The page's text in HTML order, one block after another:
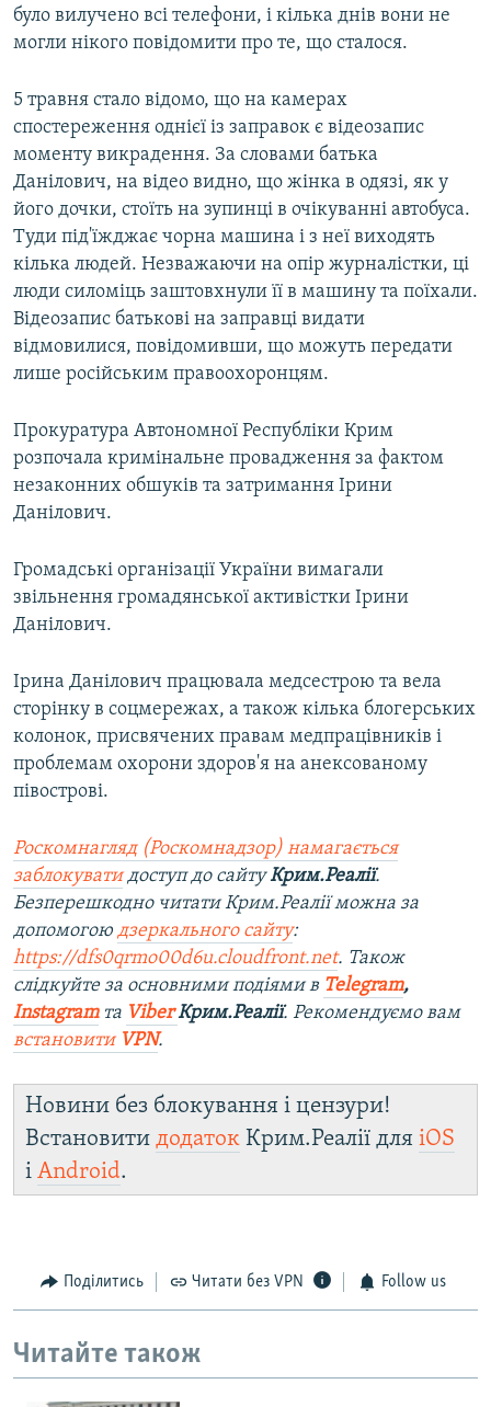
було вилучено всі телефони, і кілька днів вони не
могли нікого повідомити про те, що сталося.
5 травня стало відомо, що на камерах
спостереження однієї із заправок є відеозапис
моменту викрадення. За словами батька
Данілович, на відео видно, що жінка в одязі, як у
його дочки, стоїть на зупинці в очікуванні автобуса.
Туди під'їжджає чорна машина і з неї виходять
кілька людей. Незважаючи на опір журналістки, ці
люди силоміць заштовхнули її в машину та поїхали.
Відеозапис батькові на заправці видати
відмовилися, повідомивши, що можуть передати
лише російським правоохоронцям.
Прокуратура Автономної Республіки Крим
розпочала кримінальне провадження за фактом
незаконних обшуків та затримання Ірини
Данілович.
Громадські організації України вимагали
звільнення громадянської активістки Ірини
Данілович.
Ірина Данілович працювала медсестрою та вела
сторінку в соцмережах, а також кілька блогерських
колонок, присвячених правам медпрацівників і
проблемам охорони здоров'я на анексованому
півострові.
Роскомнагляд (Роскомнадзор) намагається
заблокуватидоступ до сайтуКрим.Реалії.
Безперешкодно читати Крим.Реалії можна за
допомогою дзеркального сайту:
https://dfs0qrmo00d6u.cloudfront.net. Також
слідкуйте за основними подіями в Telegram,
Instagramта ViberКрим.Реалії. Рекомендуємо вам
встановити VPN.
Новини без блокування і цензури!
Встановити додаток Крим.Реалії для iOS
і Android.
Поділитись Читати без VPN Follow us
Читайте також